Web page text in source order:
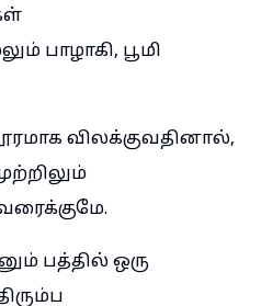
பாழாகி, பூமி
விலக்குவதினால்,
பத்தில் ஒரு